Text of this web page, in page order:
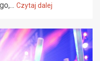
Czytaj dalej